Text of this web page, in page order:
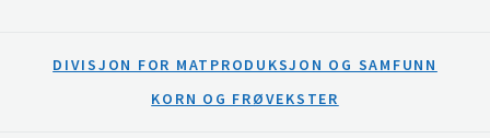
DIVISJON FOR MATPRODUKSJON OG SAMFUNN
KORN OG FRØVEKSTER